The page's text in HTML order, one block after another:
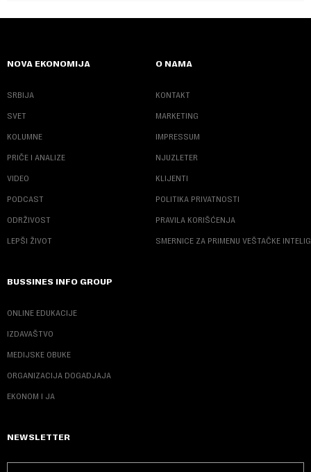
NOVA EKONOMIJA
SRBIJA
SVET
KOLUMNE
PRIČE I ANALIZE
VIDEO
PODCAST
ODRŽIVOST
LEPŠI ŽIVOT
O NAMA
KONTAKT
MARKETING
IMPRESSUM
NJUZLETER
KLIJENTI
POLITIKA PRIVATNOSTI
PRAVILA KORIŠĆENJA
SMERNICE ZA PRIMENU VEŠTAČKE
BUSSINES INFO GROUP
ONLINE EDUKACIJE
IZDAVAŠTVO
MEDIJSKE OBUKE
ORGANIZACIJA DOGADJAJA
EKONOM I JA
NEWSLETTER